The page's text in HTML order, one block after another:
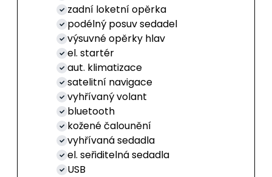
zadní loketní opěrka
podélný posuv sedadel
výsuvné opěrky hlav
el. startér
aut. klimatizace
satelitní navigace
vyhřívaný volant
bluetooth
kožené čalounění
vyhřívaná sedadla
el. seřiditelná sedadla
USB